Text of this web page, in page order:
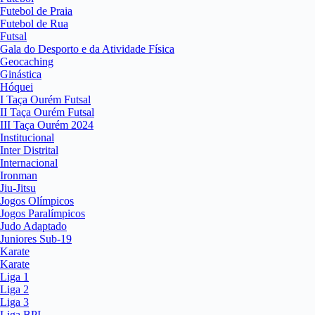
Futebol de Praia
Futebol de Rua
Futsal
Gala do Desporto e da Atividade Física
Geocaching
Ginástica
Hóquei
I Taça Ourém Futsal
II Taça Ourém Futsal
III Taça Ourém 2024
Institucional
Inter Distrital
Internacional
Ironman
Jiu-Jitsu
Jogos Olímpicos
Jogos Paralímpicos
Judo Adaptado
Juniores Sub-19
Karate
Karate
Liga 1
Liga 2
Liga 3